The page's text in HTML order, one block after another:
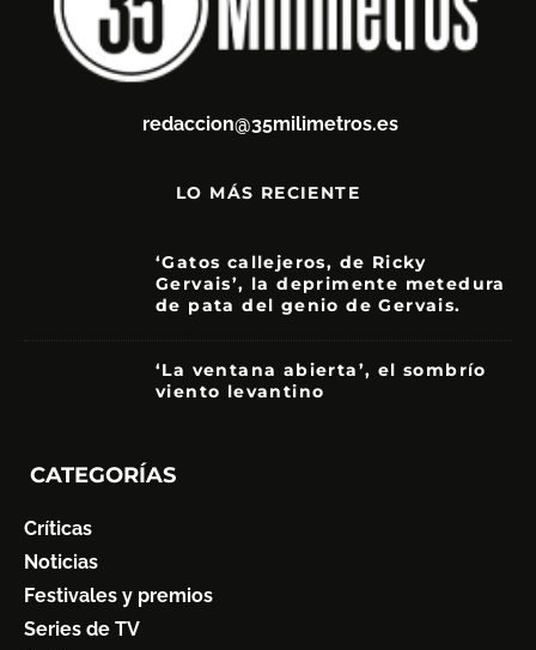
redaccion@35milimetros.es
LO MÁS RECIENTE
‘Gatos callejeros, de Ricky
Gervais’, la deprimente metedura
de pata del genio de Gervais.
‘La ventana abierta’, el sombrío
viento levantino
CATEGORÍAS
Críticas
Noticias
Festivales y premios
Series de TV